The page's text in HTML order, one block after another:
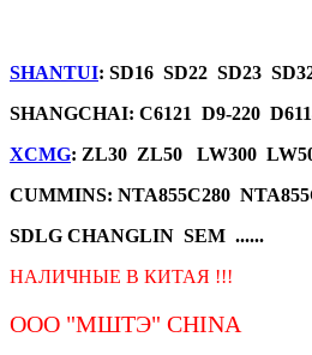
SHANTUI: SD16 SD22 SD23
SHANGCHAI: C6121 D9-220
XCMG: ZL30 ZL50 LW300
CUMMINS: NTA855C280
SDLG CHANGLIN SEM ......
НАЛИЧНЫЕ В КИТАЯ !!!
ООО "МШТЭ" CHINA